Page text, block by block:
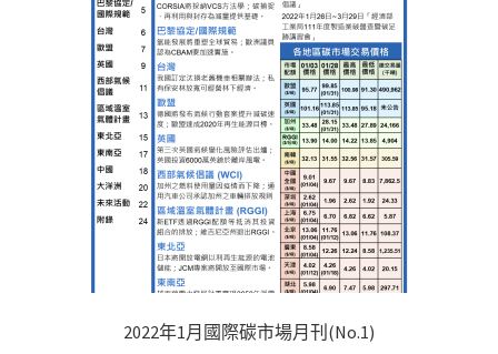
2022年1月國際碳市場月刊(No.1)